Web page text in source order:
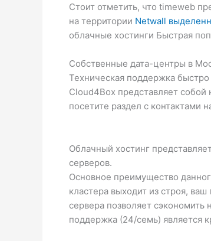
Стоит отметить, что timeweb
на территории Netwall
облачные хостинги Быстрая
Собственные дата-центры в
Техническая поддержка
Cloud4Box представляет собой
посетите раздел с контактами
Облачный хостинг
серверов.
Основное преимущество
кластера выходит из строя,
сервера позволяет
поддержка (24/семь) является